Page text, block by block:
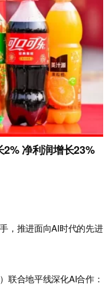
净利润增长23%
，推进面向AI时代的先进
联合地平线深化AI合作：